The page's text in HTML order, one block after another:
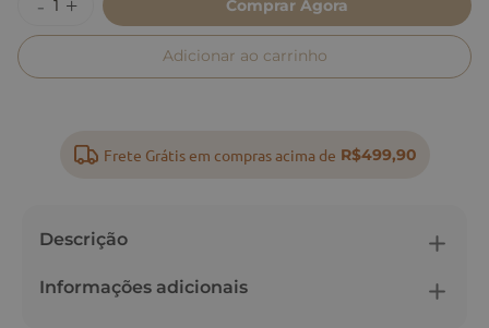
Comprar Agora
Adicionar ao carrinho
Frete Grátis em compras acima de R$499,90
Descrição
Informações adicionais